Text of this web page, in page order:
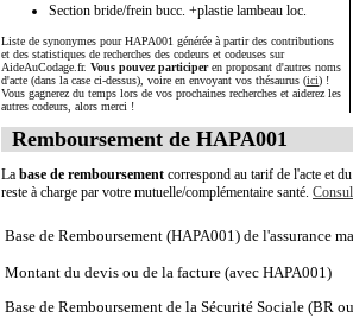
Section bride/frein bucc. +plastie lambeau loc.
Liste de synonymes pour HAPA001 générée à partir des contributions
et des statistiques de recherches des codeurs et codeuses sur
AideAuCodage.fr. Vous pouvez participeren proposant d'autres noms
d'acte (dans la case ci-dessus), voire en envoyant vos thésaurus (ici) !
Vous gagnerez du temps lors de vos prochaines recherches et aiderez les
autres codeurs, alors merci !
Remboursement de HAPA001
La base de remboursement correspond au tarif de l'acte et
reste à charge par votre mutuelle/complémentaire santé.
Base de Remboursement (HAPA001) de l'assurance
Montant du devis ou de la facture (avec HAPA001)
Base de Remboursement de la Sécurité Sociale (BR